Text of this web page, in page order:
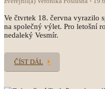
Ve čtvrtek 18. června vyrazilo
na společný výlet. Pro letošní
nedaleký Vesmír.
ČÍST DÁL